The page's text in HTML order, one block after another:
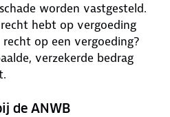
worden vastgesteld.
hebt op vergoeding
op een vergoeding?
verzekerde bedrag
de ANWB